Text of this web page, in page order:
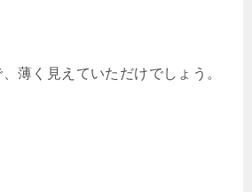
薄く見えていただけでしょう。